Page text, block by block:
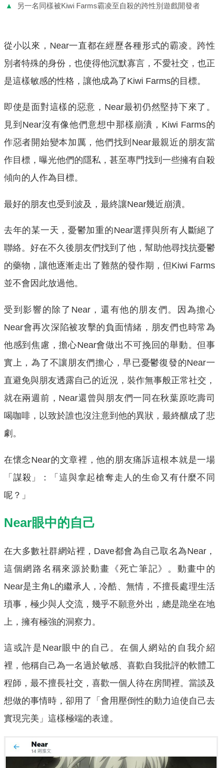
▲ 另一名同樣被Kiwi Farms霸凌至自殺的跨性別遊戲開發者
從小以來，Near一直都在經歷各種形式的霸凌。跨性
別者特殊的身份，也使得他沉默寡言，不愛社交，也正
是這樣敏感的性格，讓他成為了Kiwi Farms的目標。
即使是面對這樣的惡意，Near最初仍然堅持下來了。
見到Near沒有像他們意想中那樣崩潰，Kiwi Farms的
作惡者開始變本加厲，他們找到Near最親近的朋友當
作目標，曝光他們的隱私，甚至專門找到一些擁有自殺
傾向的人作為目標。
最好的朋友也受到波及，最終讓Near幾近崩潰。
去年的某一天，憂鬱加重的Near選擇與所有人斷絕了
聯絡。好在不久後朋友們找到了他，幫助他尋找抗憂鬱
的藥物，讓他逐漸走出了難熬的發作期，但Kiwi Farms
並不會因此放過他。
受到影響的除了Near，還有他的朋友們。因為擔心
Near會再次深陷被攻擊的負面情緒，朋友們也時常為
他感到焦慮，擔心Near會做出不可挽回的舉動。但事
實上，為了不讓朋友們擔心，早已憂鬱復發的Near一
直避免與朋友透露自己的近況，裝作無事般正常社交，
就在兩週前，Near還曾與朋友們一同在秋葉原吃壽司
喝咖啡，以致於誰也沒注意到他的異狀，最終釀成了悲
劇。
在懷念Near的文章裡，他的朋友痛訴這根本就是一場
「謀殺」：「這與拿起槍奪走人的生命又有什麼不同
呢？」
Near眼中的自己
在大多數社群網站裡，Dave都會為自己取名為Near，
這個網路名稱來源於動畫《死亡筆記》。動畫中的
Near是主角L的繼承人，冷酷、無情，不擅長處理生活
瑣事，極少與人交流，幾乎不願意外出，總是跪坐在地
上，擁有極強的洞察力。
這或許是Near眼中的自己。在個人網站的自我介紹
裡，他稱自己為一名過於敏感、喜歡自我批評的軟體工
程師，最不擅長社交，喜歡一個人待在房間裡。當談及
想做的事情時，卻用了「會用壓倒性的動力迫使自己去
實現完美」這樣極端的表達。